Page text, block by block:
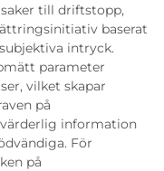
till driftstopp,
baserat
intryck.
parameter
vilket skapar
på
information
För
på